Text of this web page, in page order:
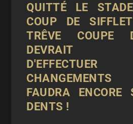
QUITTÉ LE
COUP DE
TRÊVE COUPE
DEVRAIT
FAUDRA ENCORE
DENTS !